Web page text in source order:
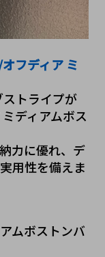
フディア ミ
ストライプが
ディアムボス
力に優れ、デ
用性を備えま
ムボストンバ